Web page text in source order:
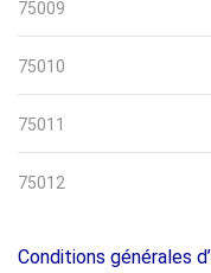
75009
75010
75011
75012
Conditions générales